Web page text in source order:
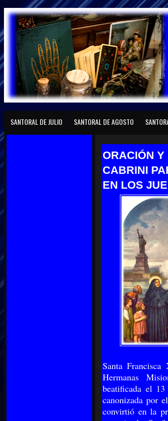
Página principal SANTORAL DE ENERO SANTORAL DE
SANTORAL DE JULIO SANTORAL DE AGOSTO
ORACIÓN
CABRINI
EN LOS
Santa
Hermanas
beatificada el
canonizada por
convirtió en la